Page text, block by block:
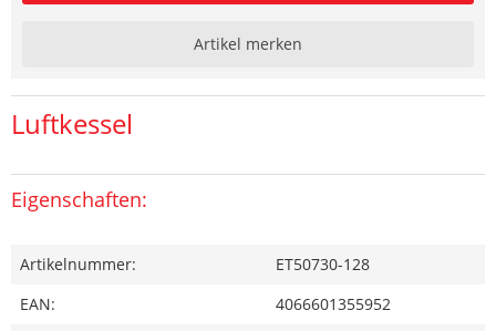
Artikel merken
Luftkessel
Eigenschaften:
Artikelnummer:
ET50730-128
EAN:
4066601355952